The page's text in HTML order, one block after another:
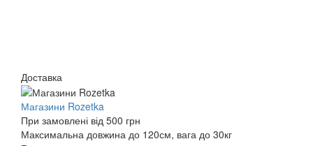
Доставка
Магазини Rozetka
При замовлені від 500 грн
Максимальна довжина до 120см, вага до 30кг